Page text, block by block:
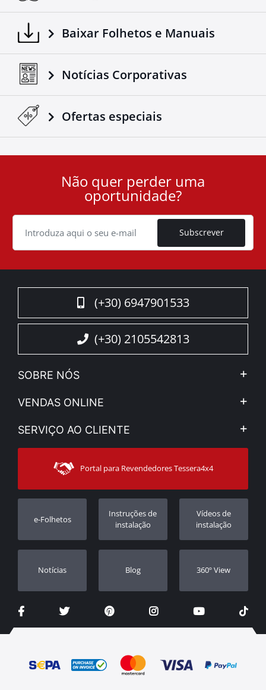
Baixar Folhetos e Manuais
Notícias Corporativas
Ofertas especiais
Cookie
Não quer perder uma
oportunidade?
Subscrever
(+30) 6947901533
(+30) 2105542813
SOBRE NÓS
A Companhia
Notícias
Sitemap
VENDAS ONLINE
Minha Conta
Modos de Enviο
SERVIÇO AO CLIENTE
Contacto
Apoio ao cliente
Rastrear ordem
Revendedores
Portal para Revendedores Tessera4x4
e-Folhetos
Instruções de
instalação
Vídeos de
instalação
Notícias Blog 360º View